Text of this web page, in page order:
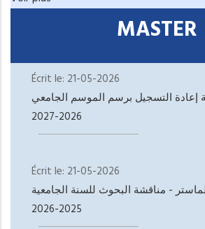
MASTER
Écrit le: 21-05-2026
إعادة التسجيل برسم الموسم الجامعي
2026-2027
Écrit le: 21-05-2026
- مناقشة البحوث للسنة الجامعية
2025-2026